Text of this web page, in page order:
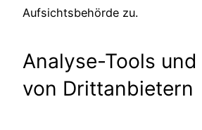
Aufsichtsbehörde zu.
Analyse-Tools und
von Drittanbietern